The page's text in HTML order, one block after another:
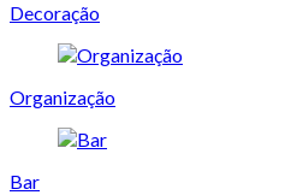
Decoração
Organização
Bar